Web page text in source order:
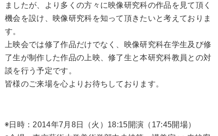
ましたが、より多くの方々に映像研究科の作品を見て頂く
機会を設け、映像研究科を知って頂きたいと考えておりま
す。
上映会では修了作品だけでなく、映像研究科在学生及び修
了生が制作した作品の上映、修了生と本研究科教員との対
談を行う予定です。
皆様のご来場を心よりお待ちしております。
◉日時：2014年7月8日（火）18:15開演（17:45開場）